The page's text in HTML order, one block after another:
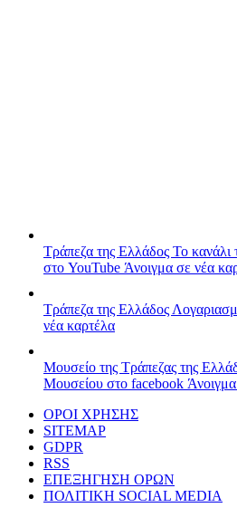
Τράπεζα της Ελλάδος Το κανάλι
στο YouTube Άνοιγμα σε νέα
Τράπεζα της Ελλάδος
νέα καρτέλα
Μουσείο της Τράπεζας της
Μουσείου στο facebook
ΟΡΟΙ ΧΡΗΣΗΣ
SITEMAP
GDPR
RSS
ΕΠΕΞΗΓΗΣΗ ΟΡΩΝ
ΠΟΛΙΤΙΚΗ SOCIAL MEDIA